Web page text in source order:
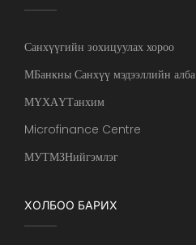
Санхүүгийн зохицуулах хороо
МБанкны Санхүү мэдээллийн алба
МҮХАҮТанхим
Microfinance Centre
МУТМЗНийгэмлэг
ХОЛБОО БАРИХ